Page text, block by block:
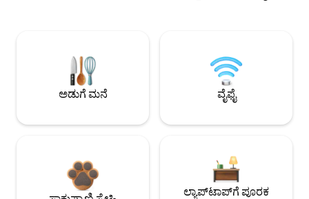
ಅಡುಗೆ ಮನೆ ವೈಫೈ
ಲ್ಯಾಪ್‌ಟಾಪ್‌ಗೆ ಪೂರಕ